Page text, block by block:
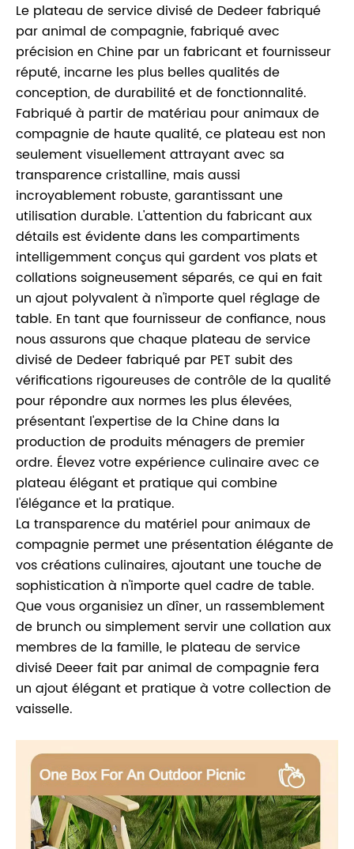
Le plateau de service divisé de Dedeer fabriqué
par animal de compagnie, fabriqué avec
précision en Chine par un fabricant et fournisseur
réputé, incarne les plus belles qualités de
conception, de durabilité et de fonctionnalité.
Fabriqué à partir de matériau pour animaux de
compagnie de haute qualité, ce plateau est non
seulement visuellement attrayant avec sa
transparence cristalline, mais aussi
incroyablement robuste, garantissant une
utilisation durable. L'attention du fabricant aux
détails est évidente dans les compartiments
intelligemment conçus qui gardent vos plats et
collations soigneusement séparés, ce qui en fait
un ajout polyvalent à n'importe quel réglage de
table. En tant que fournisseur de confiance, nous
nous assurons que chaque plateau de service
divisé de Dedeer fabriqué par PET subit des
vérifications rigoureuses de contrôle de la qualité
pour répondre aux normes les plus élevées,
présentant l'expertise de la Chine dans la
production de produits ménagers de premier
ordre. Élevez votre expérience culinaire avec ce
plateau élégant et pratique qui combine
l'élégance et la pratique.
La transparence du matériel pour animaux de
compagnie permet une présentation élégante de
vos créations culinaires, ajoutant une touche de
sophistication à n'importe quel cadre de table.
Que vous organisiez un dîner, un rassemblement
de brunch ou simplement servir une collation aux
membres de la famille, le plateau de service
divisé Deeer fait par animal de compagnie fera
un ajout élégant et pratique à votre collection de
vaisselle.